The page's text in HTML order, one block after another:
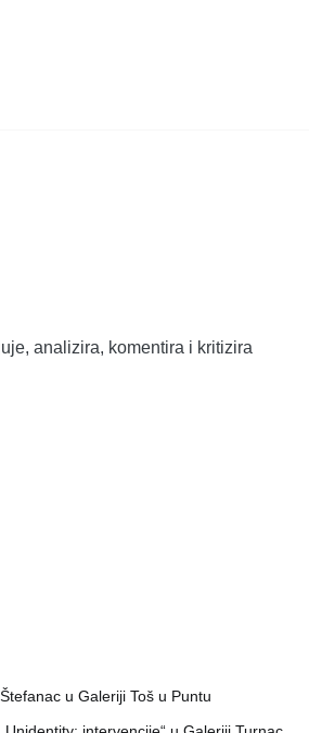
analizira, komentira i kritizira
u Galeriji Toš u Puntu